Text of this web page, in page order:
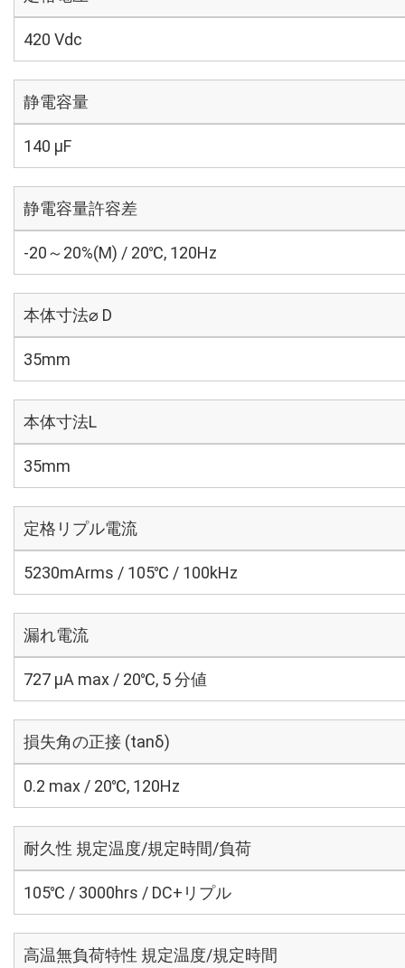
420 Vdc
静電容量
140 µF
静電容量許容差
-20～20%(M) / 20℃, 120Hz
本体寸法⌀ D
35mm
本体寸法L
35mm
定格リプル電流
5230mArms / 105℃ / 100kHz
漏れ電流
727 μA max / 20℃, 5 分値
損失角の正接 (tanδ)
0.2 max / 20℃, 120Hz
耐久性 規定温度/規定時間/負荷
105℃ / 3000hrs / DC+リプル
高温無負荷特性 規定温度/規定時間